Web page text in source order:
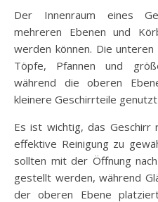
Der Innenraum eines
mehreren Ebenen und
werden können. Die
Töpfe, Pfannen und
während die oberen
kleinere Geschirrteile
Es ist wichtig, das Geschirr
effektive Reinigung zu
sollten mit der Öffnung
gestellt werden, während
der oberen Ebene